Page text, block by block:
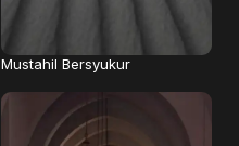
Mustahil Bersyukur